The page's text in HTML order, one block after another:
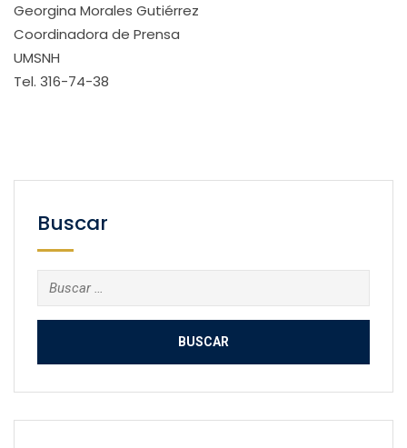
Georgina Morales Gutiérrez
Coordinadora de Prensa
UMSNH
Tel. 316-74-38
Buscar
Buscar: